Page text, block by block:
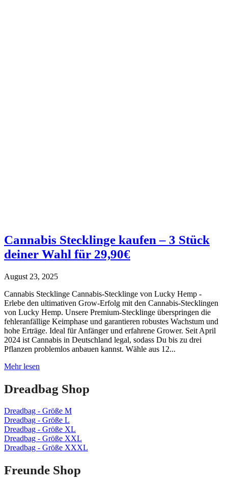
Cannabis Stecklinge kaufen – 3 Stück
deiner Wahl für 29,90€
August 23, 2025
Cannabis Stecklinge Cannabis-Stecklinge von Lucky Hemp -
Erlebe den ultimativen Grow-Erfolg mit den Cannabis-Stecklingen
von Lucky Hemp. Unsere Premium-Stecklinge überspringen die
fehleranfällige Keimphase und garantieren robustes Wachstum und
hohe Erträge. Ideal für Anfänger und erfahrene Grower. Seit April
2024 ist Cannabis in Deutschland legal, sodass Du bis zu drei
Pflanzen problemlos anbauen kannst. Wähle aus 12...
Mehr lesen
kaufen
–
Stück
deiner
Wahl
für
29,90€
Dreadbag Shop
Dreadbag - Größe M
Dreadbag - Größe L
Dreadbag - Größe XL
Dreadbag - Größe XXL
Dreadbag - Größe XXXL
Freunde Shop